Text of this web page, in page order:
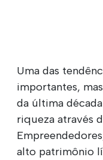
Uma das
importantes,
da última
riqueza através
alto patrimônio